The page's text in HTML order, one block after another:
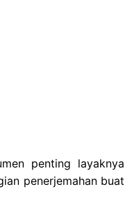
penting layaknya
penerjemahan buat